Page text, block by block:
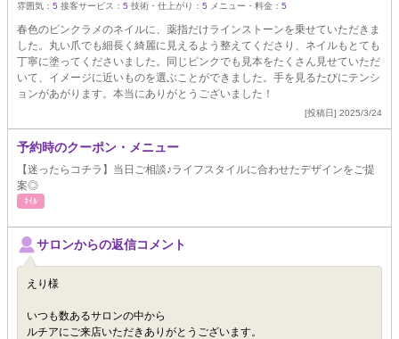
雰囲気： 5 接客サービス： 5 技術・仕上がり： 5 メニュー・料金： 5
春色のピンクラメのネイルに、薬指だけラインストーンを乗せていただきま
した。丸い爪でも細長く綺麗に見えるよう整えてくださり、ネイルもとても
丁寧に塗ってくださいました。同じピンクでも見本をたくさん見せていただ
いて、イメージに近いものを選ぶことができました。手を見るたびにテンシ
ョンがあがります。本当にありがとうございました！
[投稿日] 2025/3/24
予約時のクーポン・メニュー
【迷ったらコチラ】当日ご相談♪ライフスタイルに合わせたデザインをご提
案◎
ﾈｲﾙ
サロンからの返信コメント
えり様
いつも数あるサロンの中から
ルチアにご来店いただきありがとうございます。